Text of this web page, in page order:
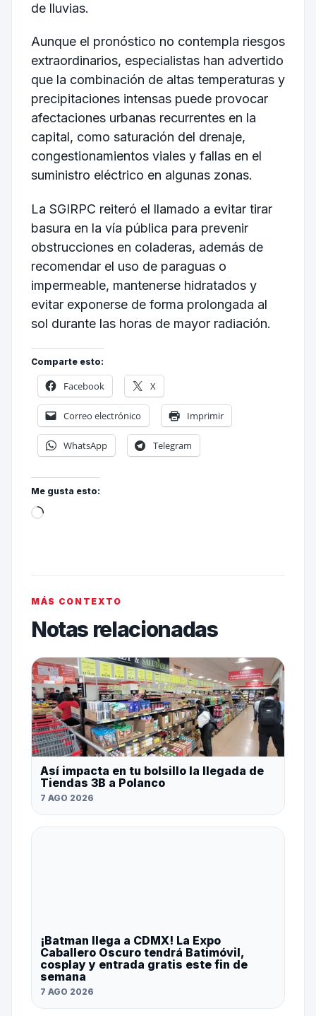
de lluvias.
Aunque el pronóstico no contempla riesgos
extraordinarios, especialistas han advertido
que la combinación de altas temperaturas y
precipitaciones intensas puede provocar
afectaciones urbanas recurrentes en la
capital, como saturación del drenaje,
congestionamientos viales y fallas en el
suministro eléctrico en algunas zonas.
La SGIRPC reiteró el llamado a evitar tirar
basura en la vía pública para prevenir
obstrucciones en coladeras, además de
recomendar el uso de paraguas o
impermeable, mantenerse hidratados y
evitar exponerse de forma prolongada al
sol durante las horas de mayor radiación.
Comparte esto:
Facebook X
Correo electrónico Imprimir
WhatsApp Telegram
Me gusta esto:
MÁS CONTEXTO
Notas relacionadas
Así impacta en tu bolsillo la llegada de
Tiendas 3B a Polanco
7 AGO 2026
¡Batman llega a CDMX! La Expo
Caballero Oscuro tendrá Batimóvil,
cosplay y entrada gratis este fin de
semana
7 AGO 2026